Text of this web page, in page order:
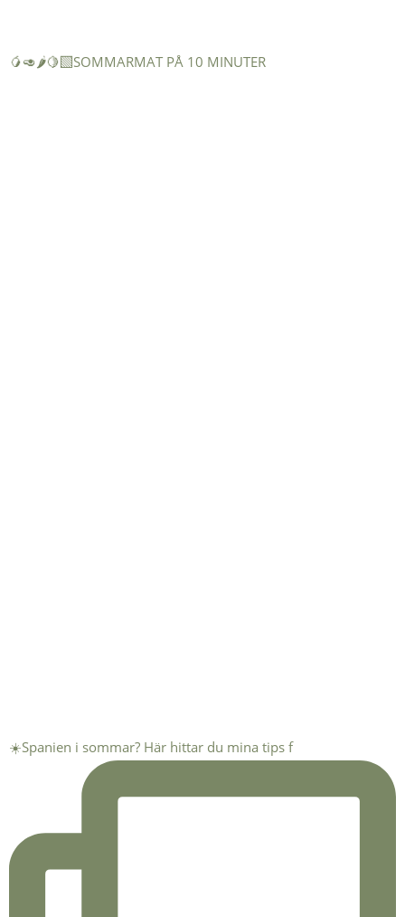
🥭🥑🌶️🍋‍🟩SOMMARMAT PÅ 10 MINUTER
☀️Spanien i sommar? Här hittar du mina tips f